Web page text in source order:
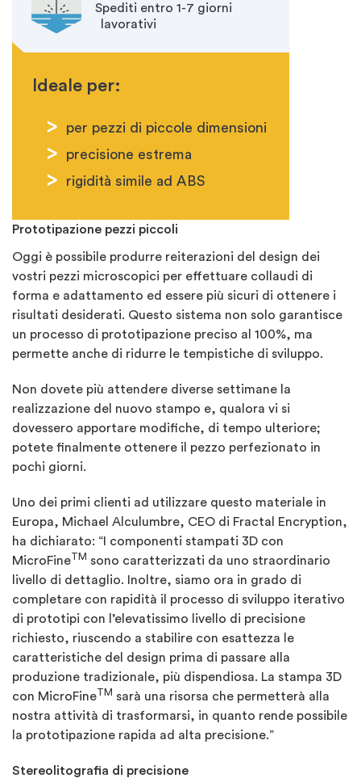
Spediti entro 1-7 giorni
lavorativi
Ideale per:
per pezzi di piccole dimensioni
precisione estrema
rigidità simile ad ABS
Prototipazione pezzi piccoli
Oggi è possibile produrre reiterazioni del design dei
vostri pezzi microscopici per effettuare collaudi di
forma e adattamento ed essere più sicuri di ottenere i
risultati desiderati. Questo sistema non solo garantisce
un processo di prototipazione preciso al 100%, ma
permette anche di ridurre le tempistiche di sviluppo.
Non dovete più attendere diverse settimane la
realizzazione del nuovo stampo e, qualora vi si
dovessero apportare modifiche, di tempo ulteriore;
potete finalmente ottenere il pezzo perfezionato in
pochi giorni.
Uno dei primi clienti ad utilizzare questo materiale in
Europa, Michael Alculumbre, CEO di Fractal Encryption,
ha dichiarato: “I componenti stampati 3D con
MicroFineTM sono caratterizzati da uno straordinario
livello di dettaglio. Inoltre, siamo ora in grado di
completare con rapidità il processo di sviluppo iterativo
di prototipi con l’elevatissimo livello di precisione
richiesto, riuscendo a stabilire con esattezza le
caratteristiche del design prima di passare alla
produzione tradizionale, più dispendiosa. La stampa 3D
con MicroFineTM sarà una risorsa che permetterà alla
nostra attività di trasformarsi, in quanto rende possibile
la prototipazione rapida ad alta precisione.”
Stereolitografia di precisione